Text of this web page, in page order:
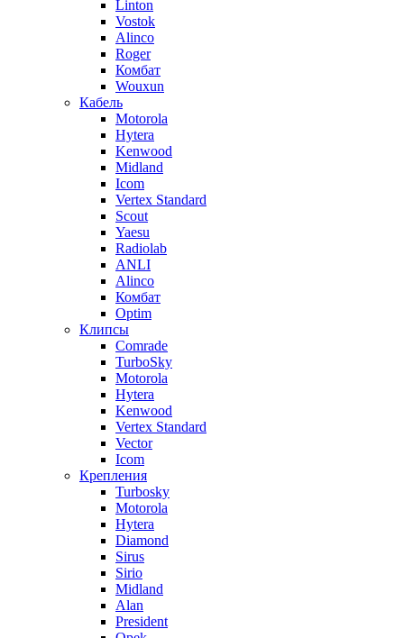
Linton
Vostok
Alinco
Roger
Комбат
Wouxun
Кабель
Motorola
Hytera
Kenwood
Midland
Icom
Vertex Standard
Scout
Yaesu
Radiolab
ANLI
Alinco
Комбат
Optim
Клипсы
Comrade
TurboSky
Motorola
Hytera
Kenwood
Vertex Standard
Vector
Icom
Крепления
Turbosky
Motorola
Hytera
Diamond
Sirus
Sirio
Midland
Alan
President